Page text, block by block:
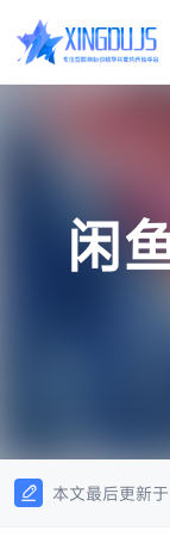
闲
 本文最后更新于